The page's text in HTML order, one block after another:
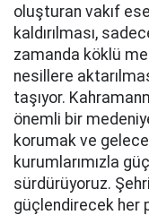
oluşturan vakıf
kaldırılması,
zamanda köklü
nesillere
taşıyor.
önemli bir
korumak ve
kurumlarımızla
sürdürüyoruz.
güçlendirecek her